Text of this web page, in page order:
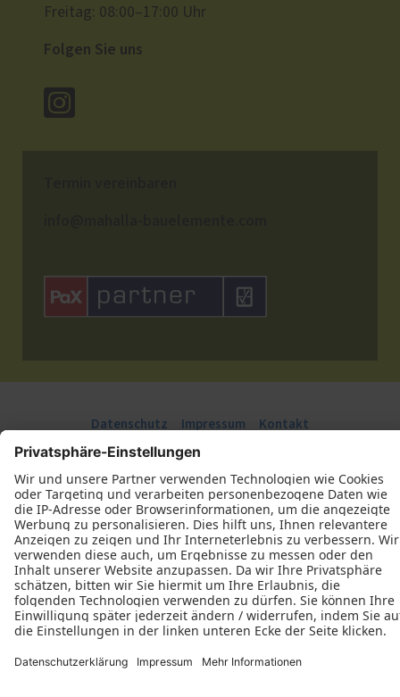
Freitag: 08:00–17:00 Uhr
Folgen Sie uns
Datenschutz Impressum
Kontakt
Arton Mahalla Bauelemente © 2026